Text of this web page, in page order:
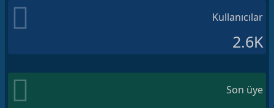
Kullanıcılar
2.6K
Son üye